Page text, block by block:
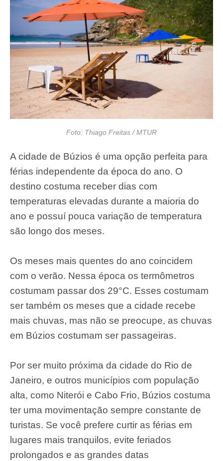
Foto: Thiago Freitas / MTUR
A cidade de Búzios é uma opção perfeita para
férias independente da época do ano. O
destino costuma receber dias com
temperaturas elevadas durante a maioria do
ano e possuí pouca variação de temperatura
são longo dos meses.
Os meses mais quentes do ano coincidem
com o verão. Nessa época os termômetros
costumam passar dos 29°C. Esses costumam
ser também os meses que a cidade recebe
mais chuvas, mas não se preocupe, as chuvas
em Búzios costumam ser passageiras.
Por ser muito próxima da cidade do Rio de
Janeiro, e outros municípios com população
alta, como Niterói e Cabo Frio, Búzios costuma
ter uma movimentação sempre constante de
turistas. Se você prefere curtir as férias em
lugares mais tranquilos, evite feriados
prolongados e as grandes datas